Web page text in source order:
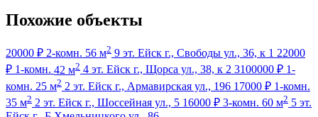
Похожие объекты
20000 ₽ 2-комн. 56 м2 9 эт. Ейск г., Свободы ул., 36, к 1 22000
₽ 1-комн. 42 м2 4 эт. Ейск г., Щорса ул., 38, к 2 3100000 ₽ 1-
комн. 25 м2 2 эт. Ейск г., Армавирская ул., 196 17000 ₽ 1-комн.
35 м2 2 эт. Ейск г., Шоссейная ул., 5 16000 ₽ 3-комн. 60 м2 5 эт.